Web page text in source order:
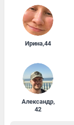
Ирина,44
Александр,
42